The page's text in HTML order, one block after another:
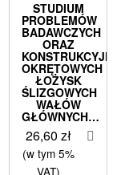
STUDIUM
PROBLEMÓW
BADAWCZYCH
ORAZ
KONSTRUKCYJNYCH
OKRĘTOWYCH
ŁOŻYSK
ŚLIZGOWYCH
WAŁÓW
GŁÓWNYCH…
26,60 zł
(w tym 5%
VAT)